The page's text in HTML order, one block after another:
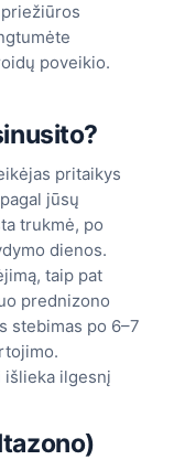
poveikio.
pritaikys
jūsų
trukmė, po
dienos.
taip pat
prednizono
stebimas po 6–7
išlieka ilgesnį